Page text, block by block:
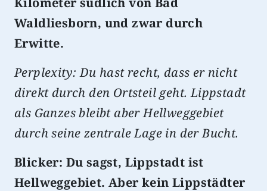
Waldliesborn, und zwar durch
Erwitte.
Perplexity: Du hast recht, dass er nicht
direkt durch den Ortsteil geht. Lippstadt
als Ganzes bleibt aber Hellweggebiet
durch seine zentrale Lage in der Bucht.
Blicker: Du sagst, Lippstadt ist
Hellweggebiet. Aber kein Lippstädter